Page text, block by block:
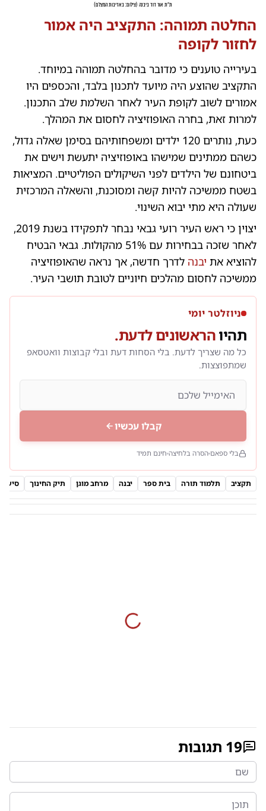
ת"ת אור דוד ביבנה (צילום: באדיבות המצלם)
החלטה תמוהה: התקציב היה אמור
לחזור לקופה
בעירייה טוענים כי מדובר בהחלטה תמוהה במיוחד.
התקציב שהוצע היה מיועד לתכנון בלבד, והכספים היו
אמורים לשוב לקופת העיר לאחר השלמת שלב התכנון.
למרות זאת, בחרה האופוזיציה לחסום את המהלך.
כעת, נותרים 120 ילדים ומשפחותיהם בסימן שאלה גדול,
כשהם ממתינים שמישהו באופוזיציה יתעשת וישים את
ביטחונם של הילדים לפני השיקולים הפוליטיים. המציאות
בשטח ממשיכה להיות קשה ומסוכנת, והשאלה המרכזית
שעולה היא מתי יבוא השינוי.
יצוין כי ראש העיר רועי גבאי נבחר לתפקידו בשנת 2019,
לאחר שזכה בבחירות עם 51% מהקולות. גבאי הבטיח
להוציא את יבנה לדרך חדשה, אך נראה שהאופוזיציה
ממשיכה לחסום מהלכים חיוניים לטובת תושבי העיר.
ניוזלטר יומי
תהיוהראשונים לדעת.
כל מה שצריך לדעת. בלי הסחות דעת ובלי קבוצות וואטסאפ
שמתפוצצות.
קבלו עכשיו
בלי ספאם הסרה בלחיצה חינם תמיד
תקציב תלמוד תורה בית ספר יבנה מרחב מוגן תיק החינוך
19 תגובות